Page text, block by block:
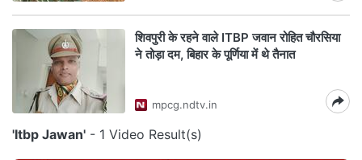
शिवपुरी के रहने वाले ITBP जवान रोहित चौरसिया
ने तोड़ा दम, बिहार के पूर्णिया में थे तैनात
mpcg.ndtv.in
'Itbp Jawan' - 1 Video Result(s)